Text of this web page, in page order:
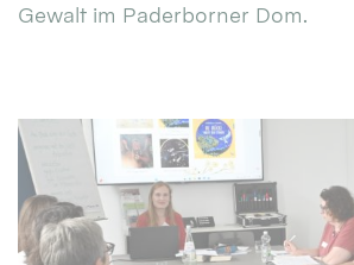
Gewalt im Paderborner Dom.